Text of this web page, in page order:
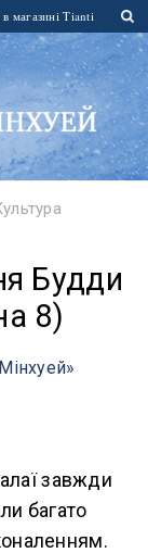
магазині Tianti
Будди
8)
завжди
багато